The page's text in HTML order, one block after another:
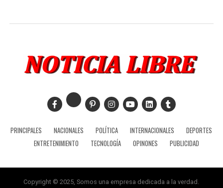
PRINCIPALES NACIONALES POLÍTICA INTERNACIONALES
DEPORTES
ENTRETENIMIENTO
TECNOLOGÍA OPINONES PUBLICIDAD
Copyright © 2025, Somos una empresa dedicada a la verdad.